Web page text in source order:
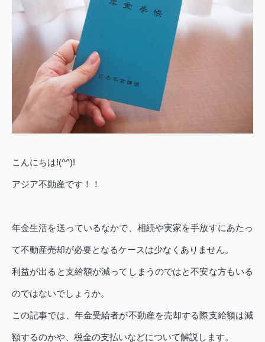
こんにちは!(^^)!
アジア不動産です！！
年金生活を送っているなかで、相続や実家を手放すにあたっ
て不動産売却が必要となるケースは少なくありません。
利益が出ると支給額が減ってしまうのではと不安な方もいる
のではないでしょうか。
この記事では、年金受給者が不動産を売却する際支給額は減
額するのかや、税金の支払いなどについて解説します。